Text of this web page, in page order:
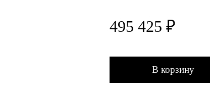
495 425 ₽
В корзину